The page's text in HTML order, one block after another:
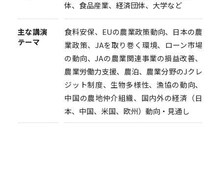
体、食品産業、経済団体、大学など
主な講演
テーマ
食料安保、EUの農業政策動向、日本の農
業政策、JAを取り巻く環境、ローン市場
の動向、JAの農業関連事業の損益改善、
農業労働力支援、農泊、農業分野のJクレ
ジット制度、生物多様性、漁協の動向、
中国の農地仲介組織、国内外の経済（日
本、中国、米国、欧州）動向・見通し